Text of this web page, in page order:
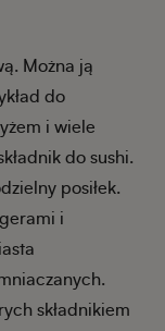
Można ją
do
i wiele
do sushi.
posiłek.
i
składnikiem